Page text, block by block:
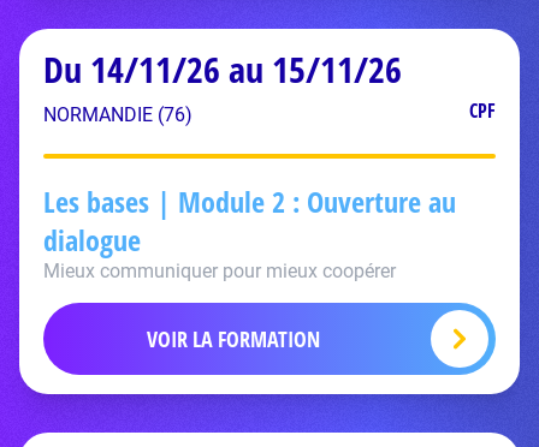
Du 14/11/26 au 15/11/26
NORMANDIE (76) CPF
Les bases | Module 2 : Ouverture au
dialogue
Mieux communiquer pour mieux coopérer
VOIR LA FORMATION